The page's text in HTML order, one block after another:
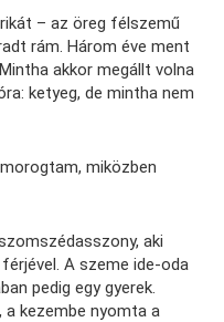
– az öreg félszemű
rám. Három éve ment
akkor megállt volna
ketyeg, de mintha nem
miközben
aki
A szeme ide-oda
pedig egy gyerek.
kezembe nyomta a